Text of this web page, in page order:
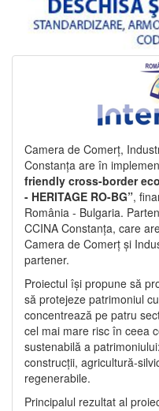
Camera de Comerț,
Constanța are în
friendly cross-border
- HERITAGE RO-BG”,
România - Bulgaria.
CCINA Constanța, care
Camera de Comerț și
partener.
Proiectul își propune să
să protejeze patrimoniul
concentrează pe patru
cel mai mare risc în ceea
sustenabilă a
construcții, agricultură-
regenerabile.
Principalul rezultat al